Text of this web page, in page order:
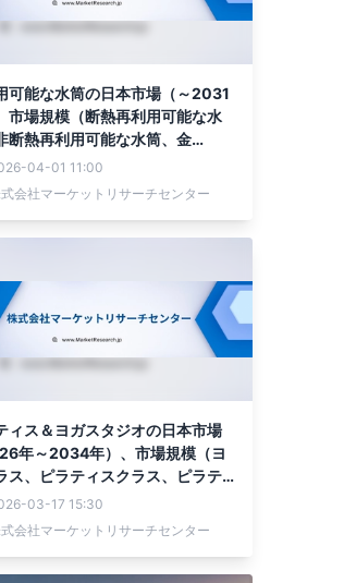
可能な水筒の日本市場（～2031
市場規模（断熱再利用可能な水
断熱再利用可能な水筒、金
分析レポートを発表
04-01 11:00
会社マーケットリサーチセンター
ィス＆ヨガスタジオの日本市場
年～2034年）、市場規模（ヨ
ス、ピラティスクラス、ピラテ
ヨガの認定トレーニング、商品
ヨガクラス、ピラティスクラ
ラティスとヨガの認定トレーニ
03-17 15:30
会社マーケットリサーチセンター